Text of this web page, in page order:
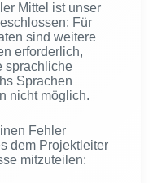
Mittel ist unser
Für
sind weitere
erforderlich,
sprachliche
Sprachen
nicht möglich.
Fehler
dem Projektleiter
mitzuteilen: